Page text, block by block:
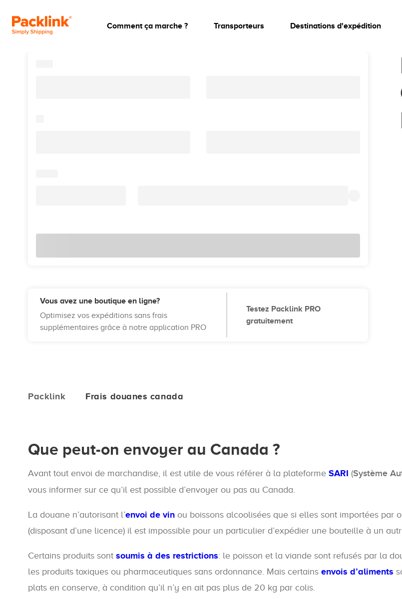
Comment ça marche ? Transporteurs Destinations d'expédition
Vous avez une boutique en ligne?
Optimisez vos expéditions sans frais
supplémentaires grâce à notre application PRO
Testez Packlink PRO
gratuitement
Packlink Frais douanes canada
Que peut-on envoyer au Canada ?
Avant tout envoi de marchandise, il est utile de vous référer à la plateforme SARI (Système
vous informer sur ce qu’il est possible d’envoyer ou pas au Canada.
La douane n’autorisant l’envoi de vin ou boissons alcoolisées que si elles sont importées par
(disposant d’une licence) il est impossible pour un particulier d’expédier une bouteille à un
Certains produits sont soumis à des restrictions: le poisson et la viande sont refusés par la
les produits toxiques ou pharmaceutiques sans ordonnance. Mais certains envois d’aliments
plats en conserve, à condition qu’il n’y en ait pas plus de 20 kg par colis.